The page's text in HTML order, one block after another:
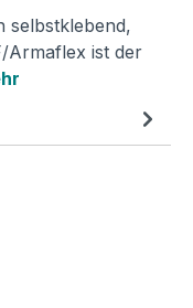
selbstklebend,
Armaflex ist der